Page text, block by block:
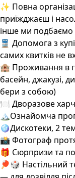
✨ Повна
приїжджаєш і
інше ми подбаємо
🚆 Допомога з
самих квитків не
🏨 Проживання в
басейн, джакузі,
бери з собою)
🍽 Дворазове
🏔️Ознайомча
🪩Дискотеки, 2
📸 Фотограф
🎁 Сюрпризи та
🏓🎲 Настільний